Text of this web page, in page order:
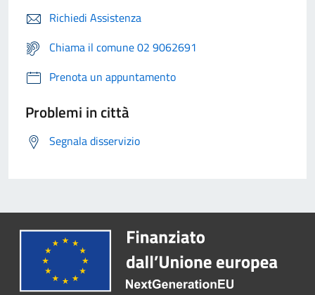
Richiedi Assistenza
Chiama il comune 02 9062691
Prenota un appuntamento
Problemi in città
Segnala disservizio